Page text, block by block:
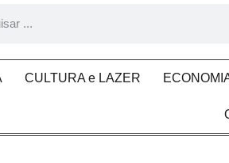
CULTURA e LAZER